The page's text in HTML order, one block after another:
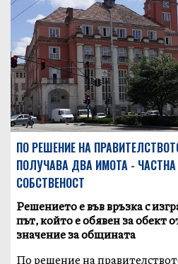
ПО РЕШЕНИЕ НА
ПОЛУЧАВА ДВА ИМОТА -
СОБСТВЕНОСТ
Решението е във връзка с
път, който е обявен за обект
значение за общината
По решение на